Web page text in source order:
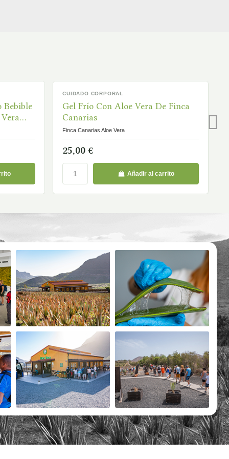
Bebible
EN STOCK
CUIDADO CORPORAL
Gel Frío Con Aloe Vera De Finca
Canarias
Finca Canarias Aloe Vera
25,00 €
Añadir al carrito